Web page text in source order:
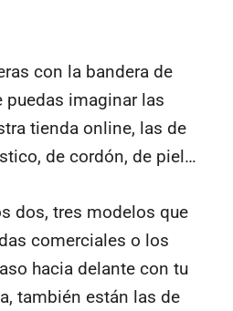
con la bandera de
puedas imaginar las
tienda online, las de
de cordón, de piel…
dos, tres modelos que
comerciales o los
hacia delante con tu
también están las de